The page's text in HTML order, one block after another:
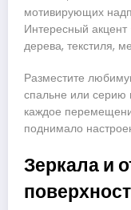
мотивирующих
Интересный
дерева, текстиля,
Разместите
спальне или серию
каждое
поднимало
Зеркала и